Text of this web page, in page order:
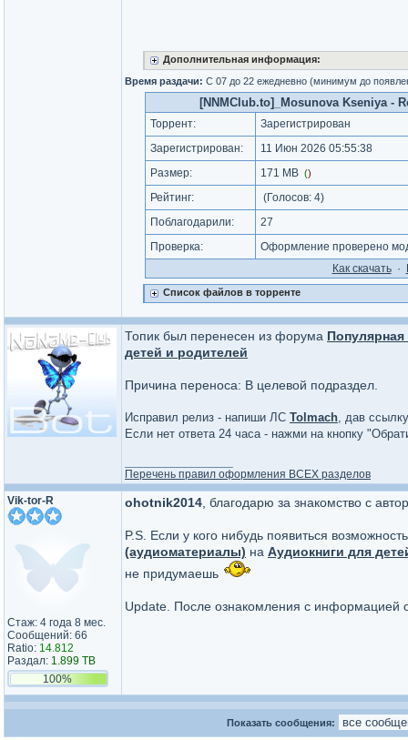
Дополнительная информация:
Время раздачи: С 07 до 22 ежедневно (минимум до
[NNMClub.to]_Mosunova Kseniya -
Торрент:
Зарегистрирован
Зарегистрирован:
11 Июн 2026 05:55:38
Размер:
171 MB ()
Рейтинг: (Голосов: 4)
Поблагодарили:
27
Проверка:
Оформление проверено
Как cкачать·
Список файлов в торренте
Топик был перенесен из форума
детей и родителей
Причина переноса: В целевой подраздел.
Исправил релиз - напиши ЛС Tolmach, дав
Если нет ответа 24 часа - нажми на кнопку
Перечень правил оформления ВСЕХ разделов
Vik-tor-R
Стаж: 4 года 8 мес.
Сообщений: 66
Ratio: 14.812
Раздал: 1.899 TB
100%
ohotnik2014 , благодарю за знакомство с
P.S. Если у кого нибудь появиться
(аудиоматериалы) на Аудиокниги для
не придумаешь
Update. После ознакомления с информацией
Показать сообщения: